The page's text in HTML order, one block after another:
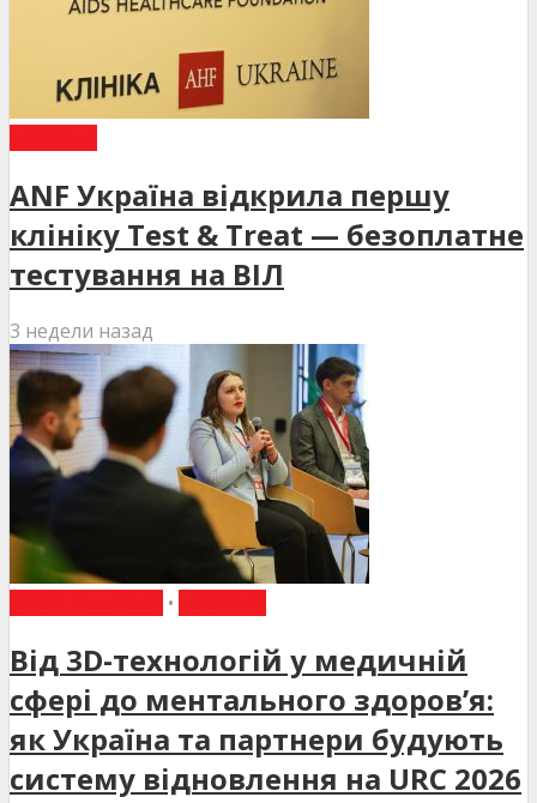
ANF Україна відкрила першу
клініку Test & Treat — безоплатне
тестування на ВІЛ
3 недели назад
•
Від 3D-технологій у медичній
сфері до ментального здоров’я:
як Україна та партнери будують
систему відновлення на URC 2026